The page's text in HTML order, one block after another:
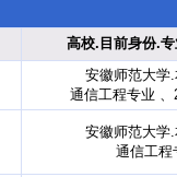
高校.目前身份.
安徽师范大学
通信工程专业 、
安徽师范大学
通信工程